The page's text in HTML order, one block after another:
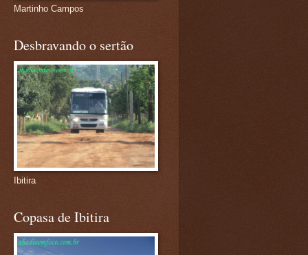
Martinho Campos
Desbravando o sertão
Ibitira
Copasa de Ibitira